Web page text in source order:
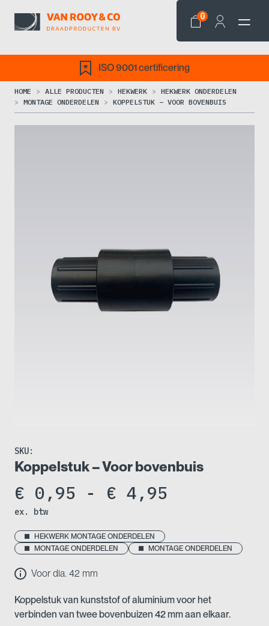
0
ISO 9001 certificering
HOME ALLE PRODUCTEN HEKWERK
HEKWERK ONDERDELEN
MONTAGE ONDERDELEN
KOPPELSTUK – VOOR BOVENBUIS
SKU:
Koppelstuk – Voor bovenbuis
€ 0,95 - € 4,95
tot
ex. btw
HEKWERK MONTAGE ONDERDELEN
MONTAGE ONDERDELEN
MONTAGE ONDERDELEN
Voor dia. 42 mm
Koppelstuk van kunststof of aluminium voor het
verbinden van twee bovenbuizen 42 mm aan elkaar.